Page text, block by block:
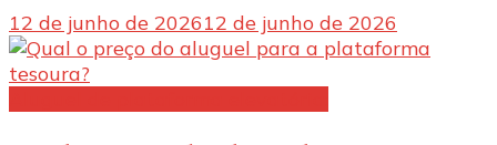
12 de junho de 202612 de junho de 2026